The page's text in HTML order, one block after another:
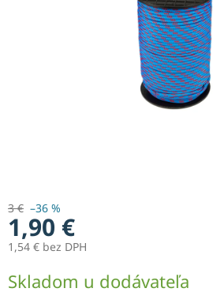
3 € –36 %
1,90 €
1,54 € bez DPH
cena:
Skladom u dodávateľa